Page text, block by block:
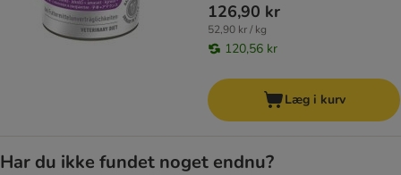
126,90 kr
52,90 kr / kg
120,56 kr
Læg i kurv
Har du ikke fundet noget endnu?